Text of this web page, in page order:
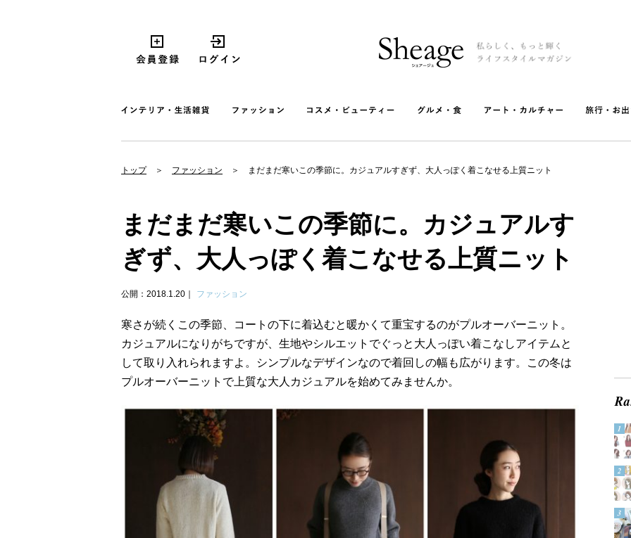
トップ ファッション まだまだ寒いこの季節に。カジュアルすぎず、大人っぽく着こなせる上質ニット
まだまだ寒いこの季節に。カジュアルす
ぎず、大人っぽく着こなせる上質ニット
公開：2018.1.20 ファッション
寒さが続くこの季節、コートの下に着込むと暖かくて重宝するのがプルオーバーニット。
カジュアルになりがちですが、生地やシルエットでぐっと大人っぽい着こなしアイテムと
して取り入れられますよ。シンプルなデザインなので着回しの幅も広がります。この冬は
プルオーバーニットで上質な大人カジュアルを始めてみませんか。